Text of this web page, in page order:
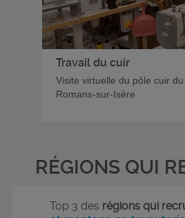
Travail du cuir
Visite virtuelle du pôle cuir
Romans-sur-Isère
RÉGIONS QUI
Top 3 des régions qui